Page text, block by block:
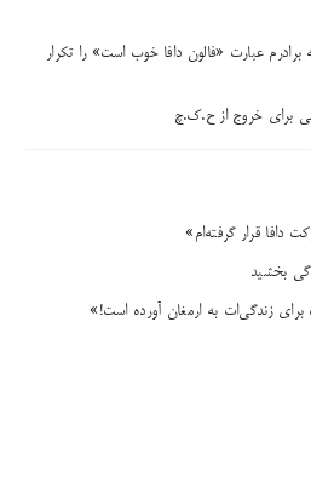
عبارت «فالون دافا خوب است» را تکرار
برای خروج از ح.ک.چ
بخشید
زندگی‌ات به ارمغان آورده است!»